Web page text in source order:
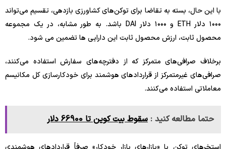
با این حال، بسته به تقاضا برای توکن‌های کشاورزی بازدهی، تقسیم می‌تواند
۱۰۰۰ دلار ETH و ۱۰۰۰ دلار DAI باشد. به طور مشابه، در یک مجموعه
محصول ثابت، ارزش محصول ثابت این دارایی ها تضمین می شود.
برخلاف صرافی‌های متمرکز که از دفترچه‌های سفارش استفاده می‌کنند،
صرافی‌های غیرمتمرکز از قراردادهای هوشمند برای خودکارسازی کل مکانیسم
معاملاتی استفاده می‌کنند.
حتما مطالعه کنید : سقوط بیت کوین تا 66900 دلار